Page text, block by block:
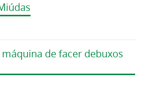
de facer debuxos